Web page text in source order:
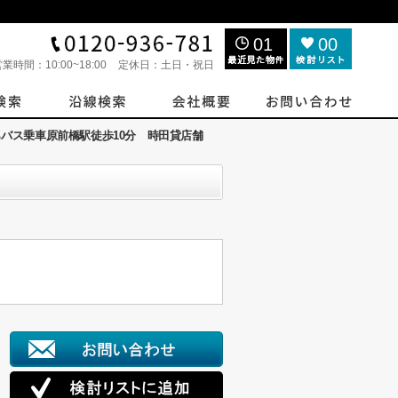
時間： 10:00~18:00 定休日： 土日・祝日
01 00
バス乗車原前橋駅徒歩10分 時田貸店舗